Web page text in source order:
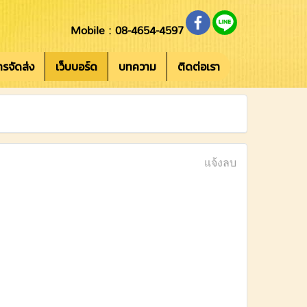
Mobile : 08-4654-4597
รจัดส่ง เว็บบอร์ด บทความ ติดต่อเรา
แจ้งลบ